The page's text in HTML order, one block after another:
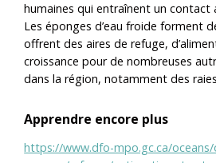
humaines qui entraînent un contact
Les éponges d’eau froide forment
offrent des aires de refuge,
croissance pour de nombreuses
dans la région, notamment des
Apprendre encore plus
https://www.dfo-mpo.gc.ca/oceans/